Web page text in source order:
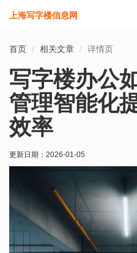
上海写字楼信息网
首页 相关文章 详情页
写字楼办公
管理智能化
效率
更新日期： 2026-01-05